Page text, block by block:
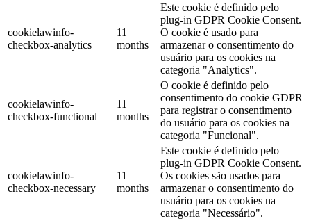
cookielawinfo-
checkbox-analytics
11
months
Este cookie é definido pelo
plug-in GDPR Cookie Consent.
O cookie é usado para
armazenar o consentimento do
usuário para os cookies na
categoria "Analytics".
cookielawinfo-
checkbox-functional
11
months
O cookie é definido pelo
consentimento do cookie GDPR
para registrar o consentimento
do usuário para os cookies na
categoria "Funcional".
cookielawinfo-
checkbox-necessary
11
months
Este cookie é definido pelo
plug-in GDPR Cookie Consent.
Os cookies são usados para
armazenar o consentimento do
usuário para os cookies na
categoria "Necessário".